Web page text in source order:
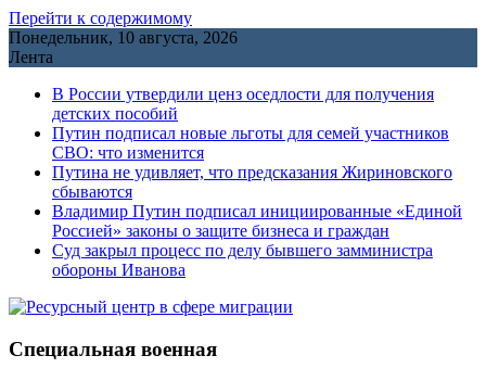
Перейти к содержимому
Понедельник, 10 августа, 2026
Лента
В России утвердили ценз оседлости для получения
детских пособий
Путин подписал новые льготы для семей участников
СВО: что изменится
Путина не удивляет, что предсказания Жириновского
сбываются
Владимир Путин подписал инициированные «Единой
Россией» законы о защите бизнеса и граждан
Cуд закрыл процесс по делу бывшего замминистра
обороны Иванова
Специальная военная